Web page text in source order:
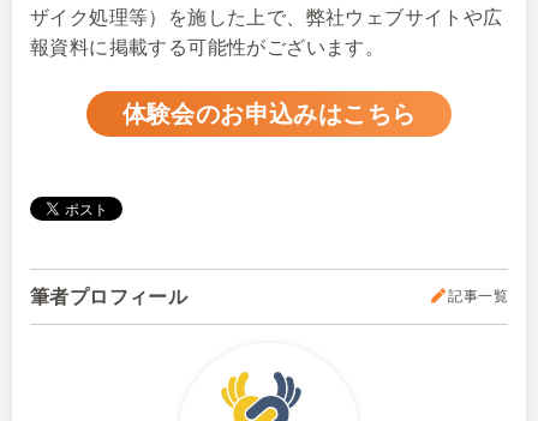
ザイク処理等）を施した上で、弊社ウェブサイトや広
報資料に掲載する可能性がございます。
体験会のお申込みはこちら
筆者プロフィール 記事一覧